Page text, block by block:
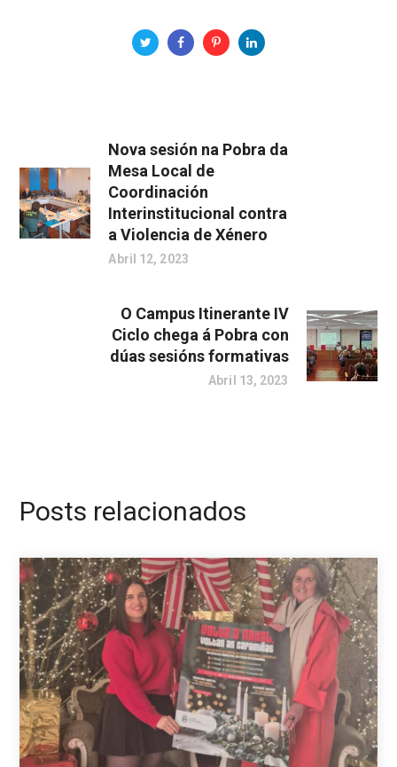
Nova sesión na Pobra da
Mesa Local de
Coordinación
Interinstitucional contra
a Violencia de Xénero
Abril 12, 2023
O Campus Itinerante IV
Ciclo chega á Pobra con
dúas sesións formativas
Abril 13, 2023
Posts relacionados